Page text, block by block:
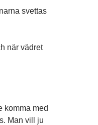
svettas
när vädret
komma med
Man vill ju